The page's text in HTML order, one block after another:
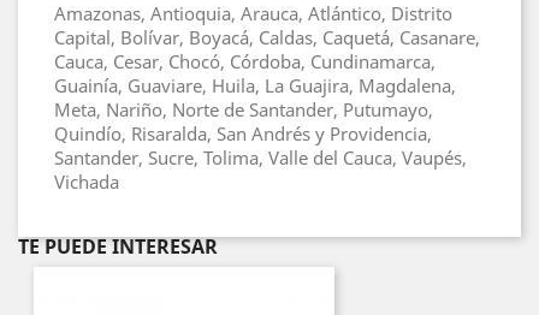
Amazonas, Antioquia, Arauca, Atlántico, Distrito
Capital, Bolívar, Boyacá, Caldas, Caquetá, Casanare,
Cauca, Cesar, Chocó, Córdoba, Cundinamarca,
Guainía, Guaviare, Huila, La Guajira, Magdalena,
Meta, Nariño, Norte de Santander, Putumayo,
Quindío, Risaralda, San Andrés y Providencia,
Santander, Sucre, Tolima, Valle del Cauca, Vaupés,
Vichada
TE PUEDE INTERESAR